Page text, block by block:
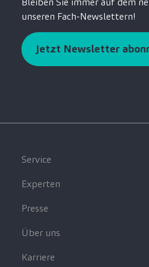
unseren Fach-Newslettern!
Jetzt Newsletter
Service
Experten
Presse
Über uns
Karriere